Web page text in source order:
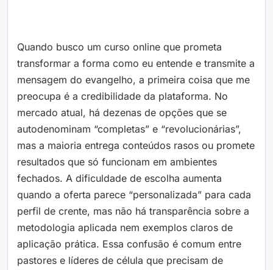
Quando busco um curso online que prometa
transformar a forma como eu entende e transmite a
mensagem do evangelho, a primeira coisa que me
preocupa é a credibilidade da plataforma. No
mercado atual, há dezenas de opções que se
autodenominam “completas” e “revolucionárias”,
mas a maioria entrega conteúdos rasos ou promete
resultados que só funcionam em ambientes
fechados. A dificuldade de escolha aumenta
quando a oferta parece “personalizada” para cada
perfil de crente, mas não há transparência sobre a
metodologia aplicada nem exemplos claros de
aplicação prática. Essa confusão é comum entre
pastores e líderes de célula que precisam de